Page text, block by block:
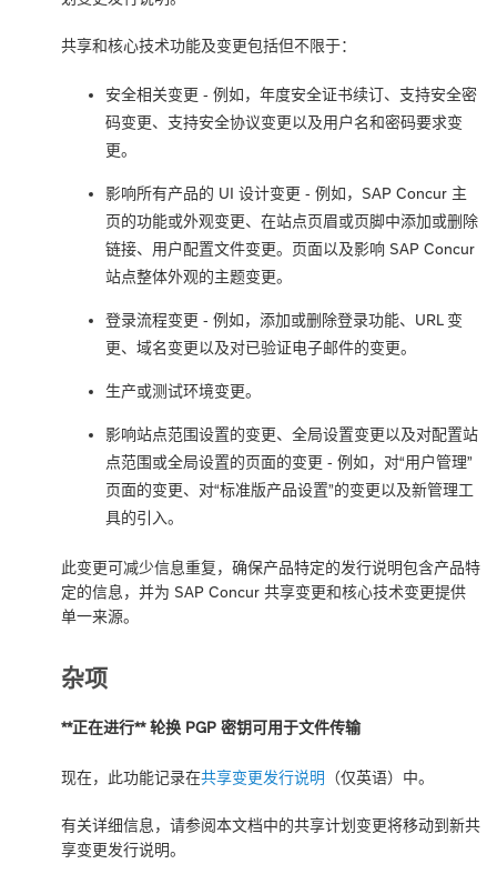
共享和核心技术功能及变更包括但不限于：
安全相关变更 - 例如，年度安全证书续订、支持安全密
码变更、支持安全协议变更以及用户名和密码要求变
更。
影响所有产品的 UI 设计变更 - 例如，SAP Concur 主
页的功能或外观变更、在站点页眉或页脚中添加或删除
链接、用户配置文件变更。页面以及影响 SAP Concur
站点整体外观的主题变更。
登录流程变更 - 例如，添加或删除登录功能、URL 变
更、域名变更以及对已验证电子邮件的变更。
生产或测试环境变更。
影响站点范围设置的变更、全局设置变更以及对配置站
点范围或全局设置的页面的变更 - 例如，对“用户管理”
页面的变更、对“标准版产品设置”的变更以及新管理工
具的引入。
此变更可减少信息重复，确保产品特定的发行说明包含产品特
定的信息，并为 SAP Concur 共享变更和核心技术变更提供
单一来源。
杂项
**正在进行** 轮换 PGP 密钥可用于文件传输
现在，此功能记录在共享变更发行说明 （仅英语）中。
有关详细信息，请参阅本文档中的共享计划变更将移动到新共
享变更发行说明。